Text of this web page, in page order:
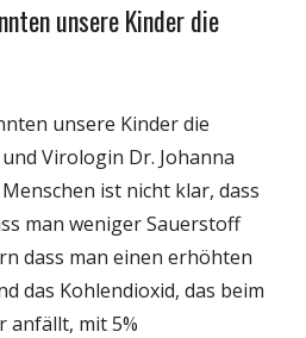
unsere Kinder die
unsere Kinder die
Virologin Dr. Johanna
ist nicht klar, dass
man weniger Sauerstoff
dass man einen erhöhten
das Kohlendioxid, das beim
anfällt, mit 5%